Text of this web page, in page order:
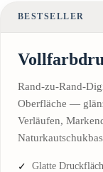
BESTSELLER
Rand-zu-Rand-
Oberfläche —
Verläufen,
Glatte